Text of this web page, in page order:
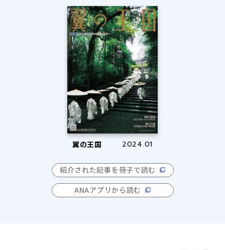
翼の王国 2024.01
紹介された記事を冊子で読む
ANAアプリから読む